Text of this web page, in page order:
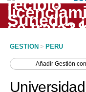
Peru Quiosco
GESTION > PERU
AñadirGestión